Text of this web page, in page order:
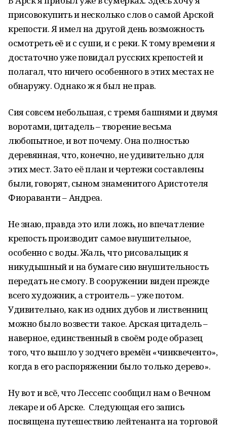
присовокупить и несколько слов о самой Арской
крепости. Я имел на другой день возможность
осмотреть её и с суши, и с реки. К тому времени я
достаточно уже повидал русских крепостей и
полагал, что ничего особенного в этих местах не
обнаружу. Однако ж я был не прав.
Сия совсем небольшая, с тремя башнями и двумя
воротами, цитадель – творение весьма
любопытное, и вот почему. Она полностью
деревянная, что, конечно, не удивительно для
этих мест. Зато её план и чертежи составлены
были, говорят, сыном знаменитого Аристотеля
Фиораванти – Андреа.
Не знаю, правда это или ложь, но впечатление
крепость производит самое внушительное,
особенно с воды. Жаль, что рисовальщик я
никудышный и на бумаге сию внушительность
передать не смогу. В сооружении виден прежде
всего художник, а строитель – уже потом.
Удивительно, как из одних дубов и лиственниц
можно было возвести такое. Арская цитадель –
наверное, единственный в своём роде образец
того, что вышло у зодчего времён «чинквеченто»,
когда в его распоряжении было только дерево».
Ну вот и всё, что Лессепс сообщил нам о Вечном
лекаре и об Арске. Следующая его запись
посвящена путешествию лейтенанта на торговой